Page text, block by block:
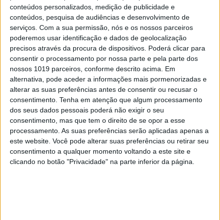
conteúdos personalizados, medição de publicidade e
conteúdos, pesquisa de audiências e desenvolvimento de
serviços. Com a sua permissão, nós e os nossos parceiros
poderemos usar identificação e dados de geolocalização
precisos através da procura de dispositivos. Poderá clicar para
consentir o processamento por nossa parte e pela parte dos
nossos 1019 parceiros, conforme descrito acima. Em
alternativa, pode aceder a informações mais pormenorizadas e
alterar as suas preferências antes de consentir ou recusar o
consentimento. Tenha em atenção que algum processamento
dos seus dados pessoais poderá não exigir o seu
consentimento, mas que tem o direito de se opor a esse
processamento. As suas preferências serão aplicadas apenas a
este website. Você pode alterar suas preferências ou retirar seu
consentimento a qualquer momento voltando a este site e
clicando no botão "Privacidade" na parte inferior da página.
estilos diferentes. Já nos vídeos, a funcionalidade
Instant Slow-mo permite abrandar instantaneamente e
gerar frames adicionais, mantendo a suavidade na
experiência de visualização.
Personalização e criatividade em
modo ‘flexível’
O Galaxy Z Flip6 traz melhorias no ecrã exterior (Super
AMOLED FlexWindow) de 3,4 polegadas, permitindo o